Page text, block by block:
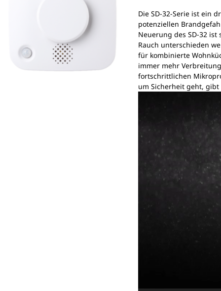
Die SD-32-Serie ist ein
potenziellen
Neuerung des SD-32
Rauch unterschieden
für kombinierte
immer mehr
fortschrittlichen
um Sicherheit geht, gibt